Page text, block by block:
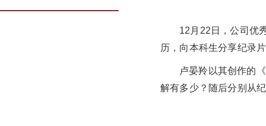
12月22日，公司优
历，向本科生分享纪录
卢晏羚以其创作的
解有多少？随后分别从